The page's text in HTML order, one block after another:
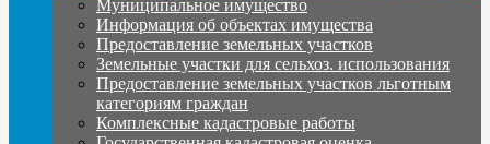
Муниципальное имущество
Информация об объектах имущества
Предоставление земельных участков
Земельные участки для сельхоз. использования
Предоставление земельных участков льготным
категориям граждан
Комплексные кадастровые работы